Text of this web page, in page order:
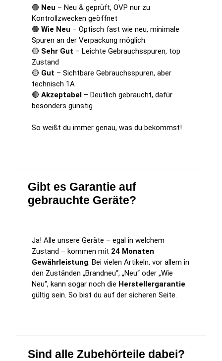
🟢 Neu – Neu & geprüft, OVP nur zu
Kontrollzwecken geöffnet
🟢 Wie Neu – Optisch fast wie neu, minimale
Spuren an der Verpackung möglich
🟡 Sehr Gut – Leichte Gebrauchsspuren, top
Zustand
🟡 Gut – Sichtbare Gebrauchsspuren, aber
technisch 1A
🔴 Akzeptabel – Deutlich gebraucht, dafür
besonders günstig
So weißt du immer genau, was du bekommst!
Gibt es Garantie auf
gebrauchte Geräte?
Ja! Alle unsere Geräte – egal in welchem
Zustand – kommen mit 24 Monaten
Gewährleistung. Bei vielen Artikeln, vor allem in
den Zuständen „Brandneu“, „Neu“ oder „Wie
Neu“, kann sogar noch die Herstellergarantie
gültig sein. So bist du auf der sicheren Seite.
Sind alle Zubehörteile dabei?